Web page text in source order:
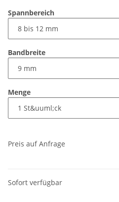
Spannbereich
Bandbreite
Menge
Preis auf Anfrage
Sofort verfügbar